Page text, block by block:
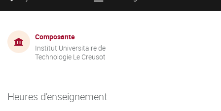
Composante
Institut Universitaire de
Technologie Le Creusot
Heures d'enseignement